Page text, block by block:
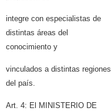
integre con especialistas de
distintas áreas del
conocimiento y
vinculados a distintas regiones
del país.
Art. 4: El MINISTERIO DE